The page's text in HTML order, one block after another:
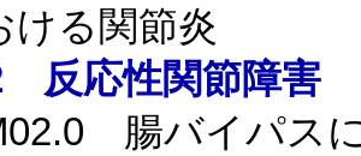
ける関節炎
反応性関節障害
腸バイパス